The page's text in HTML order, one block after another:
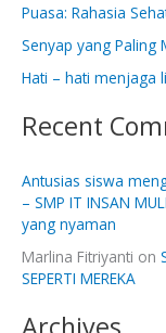
o
r
:
Puasa: Rahasia
Senyap yang Paling
Hati – hati menjaga
Recent
Antusias siswa
– SMP IT INSAN
yang nyaman
Marlina Fitriyanti on
SEPERTI MEREKA